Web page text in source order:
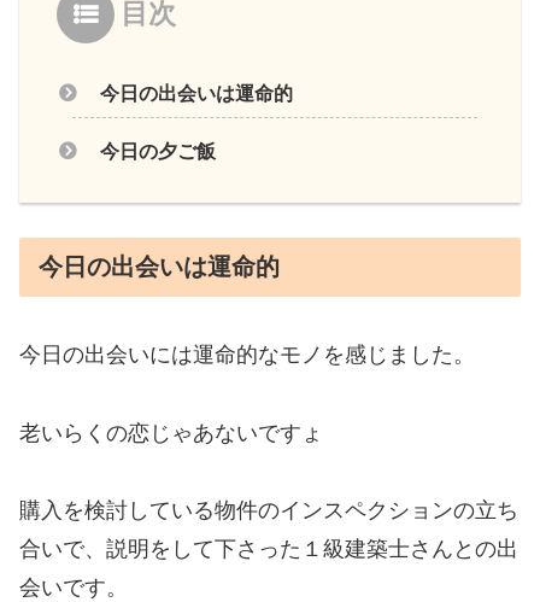
目次
今日の出会いは運命的
今日の夕ご飯
今日の出会いは運命的
今日の出会いには運命的なモノを感じました。
老いらくの恋じゃあないですょ
購入を検討している物件のインスペクションの立ち
合いで、説明をして下さった１級建築士さんとの出
会いです。